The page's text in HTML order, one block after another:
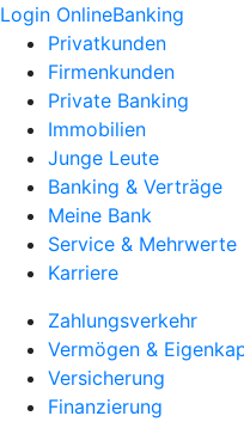
Login OnlineBanking
Privatkunden
Firmenkunden
Private Banking
Immobilien
Junge Leute
Banking & Verträge
Meine Bank
Service & Mehrwerte
Karriere
Zahlungsverkehr
Vermögen &
Versicherung
Finanzierung